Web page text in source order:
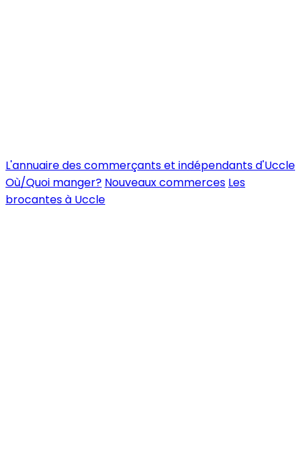
L'annuaire des commerçants et indépendants d'Uccle
Où/Quoi manger? Nouveaux commerces Les
brocantes à Uccle